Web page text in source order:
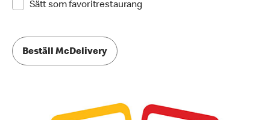
Sätt som favoritrestaurang
Beställ McDelivery